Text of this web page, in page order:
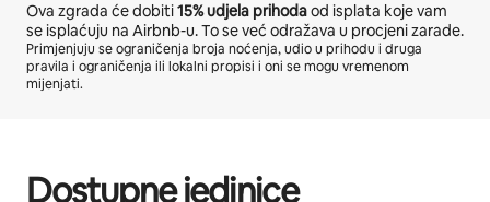
Ova zgrada će dobiti15%udjela prihodaod isplata koje vam
se isplaćuju na Airbnb-u. To se već odražava u procjeni zarade.
Primjenjuju se ograničenja broja noćenja, udio u prihodu i druga
pravila i ograničenja ili lokalni propisi i oni se mogu vremenom
mijenjati.
Dostupne jedinice